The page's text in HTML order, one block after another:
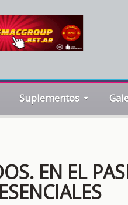
Suplementos
EN EL